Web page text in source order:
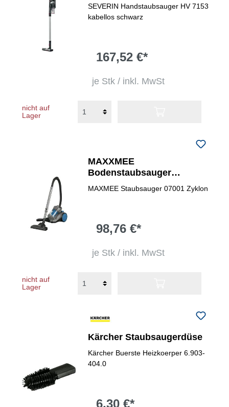
SEVERIN Handstaubsauger HV 7153
kabellos schwarz
167,52 €*
je Stk / inkl. MwSt
nicht auf
Lager
MAXXMEE
Bodenstaubsauger
beutellos
MAXMEE Staubsauger 07001 Zyklon
98,76 €*
je Stk / inkl. MwSt
nicht auf
Lager
Kärcher Staubsaugerdüse
Kärcher Buerste Heizkoerper 6.903-
404.0
6,30 €*